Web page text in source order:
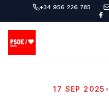
+34 956 226 785
17 SEP 2025 •